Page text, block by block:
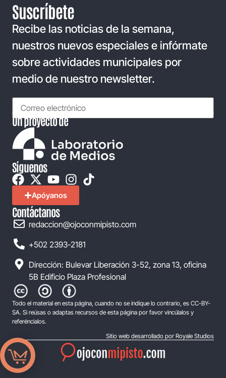
Suscríbete
Recibe las noticias de la semana,
nuestros nuevos especiales e infórmate
sobre actividades municipales por
medio de nuestro newsletter.
Un proyecto de
Síguenos
Apóyanos
Contáctanos
redaccion@ojoconmipisto.com
+502 2393-2181
Dirección: Bulevar Liberación 3-52, zona 13, oficina
5B Edificio Plaza Profesional
Todo el material en esta página, cuando no se indique lo contrario, es CC-BY-
SA. Si reúsas o adaptas recursos de esta página por favor vincúlalos y
referéncialos.
Sitio web desarrollado por Royale Studios